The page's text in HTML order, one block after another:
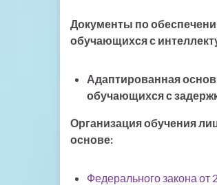
Документы по
обучающихся с
Адаптированная
обучающихся с
Организация обучения
основе:
Федерального закона